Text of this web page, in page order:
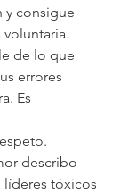
y consigue
de lo que
errores
Es
describo
tóxicos